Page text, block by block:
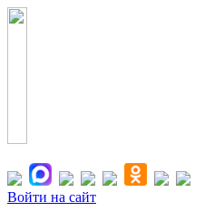
Войти на сайт